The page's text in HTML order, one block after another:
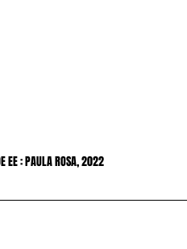
EE : PAULA ROSA, 2022